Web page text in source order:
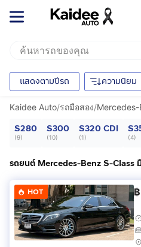
แสดงตามปีรถ ความนิยม
Kaidee Auto/รถมือสอง/Mercedes-
S280
(9)
S300
(10)
S320 CDI
(1) (4)
HOT ฿